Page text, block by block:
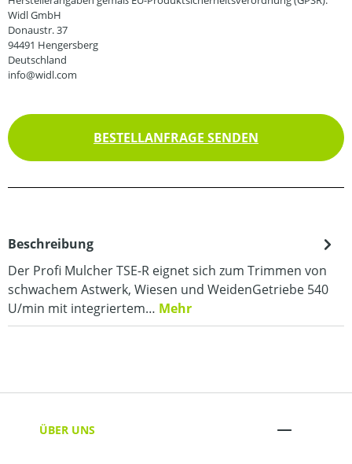
Widl GmbH
Donaustr. 37
94491 Hengersberg
Deutschland
info@widl.com
BESTELLANFRAGE SENDEN
Beschreibung
Der Profi Mulcher TSE-R eignet sich zum Trimmen von
schwachem Astwerk, Wiesen und WeidenGetriebe 540
U/min mit integriertem… Mehr
ÜBER UNS